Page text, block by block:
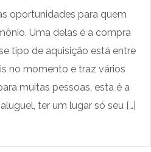
oportunidades para quem
Uma delas é a compra
tipo de aquisição está entre
no momento e traz vários
muitas pessoas, esta é a
ter um lugar só seu […]